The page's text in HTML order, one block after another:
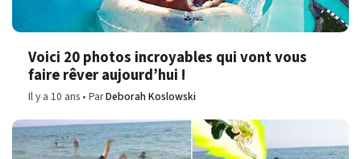
Voici 20 photos incroyables qui vont vous
faire rêver aujourd’hui !
Il y a 10 ans ParDeborah Koslowski